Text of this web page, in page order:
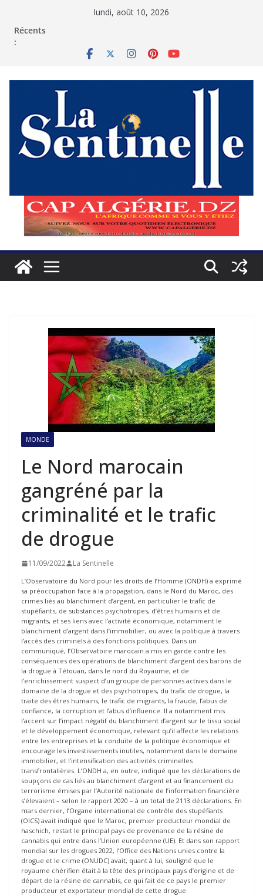
lundi, août 10, 2026
Récents
:
MONDE
Le Nord marocain
gangréné par la
criminalité et le trafic
de drogue
11/09/2022 La Sentinelle
L’Observatoire du Nord pour les droits de l’Homme (ONDH) a exprimé
sa préoccupation face à la propagation, dans le Nord du Maroc, des
crimes liés au blanchiment d’argent, en particulier le trafic de
stupéfiants, de substances psychotropes, d’êtres humains et de
migrants, et ses liens avec l’activité économique, notamment le
blanchiment d’argent dans l’immobilier, ou avec la politique à travers
l’accès des criminels à des fonctions politiques. Dans un
communiqué, l’Observatoire marocain a mis en garde contre les
conséquences des opérations de blanchiment d’argent des barons de
la drogue à Tétouan, dans le nord du Royaume, et de
l’enrichissement suspect d’un groupe de personnes actives dans le
domaine de la drogue et des psychotropes, du trafic de drogue, la
traite des êtres humains, le trafic de migrants, la fraude, l’abus de
confiance, la corruption et l’abus d’influence. Il a notamment mis
l’accent sur l’impact négatif du blanchiment d’argent sur le tissu social
et le développement économique, relevant qu’il affecte les relations
entre les entreprises et la conduite de la politique économique et
encourage les investissements inutiles, notamment dans le domaine
immobilier, et l’intensification des activités criminelles
transfrontalières. L’ONDH a, en outre, indiqué que les déclarations de
soupçons de cas liés au blanchiment d’argent et au financement du
terrorisme émises par l’Autorité nationale de l’information financière
s’élevaient – selon le rapport 2020 – à un total de 2113 déclarations. En
mars dernier, l’Organe international de contrôle des stupéfiants
(OICS) avait indiqué que le Maroc, premier producteur mondial de
haschich, restait le principal pays de provenance de la résine de
cannabis qui entre dans l’Union européenne (UE). Et dans son rapport
mondial sur les drogues 2022, l’Office des Nations unies contre la
drogue et le crime (ONUDC) avait, quant à lui, souligné que le
royaume chérifien était à la tête des principaux pays d’origine et de
départ de la résine de cannabis, ce qui fait de ce pays le premier
producteur et exportateur mondial de cette drogue.